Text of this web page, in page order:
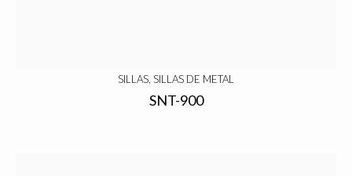
SILLAS, SILLAS DE METAL
SNT-900